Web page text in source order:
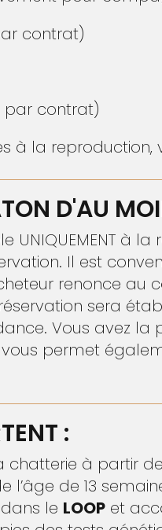
contrat)
par contrat)
à la reproduction,
D'AU
UNIQUEMENT à
Il est
renonce
sera
Vous avez la
vous permet
:
à partir
l’âge de 13
le LOOPet